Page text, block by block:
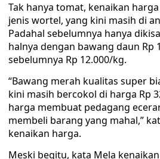
Tak hanya tomat, kenaikan
jenis wortel, yang kini masih di
Padahal sebelumnya hanya
halnya dengan bawang daun Rp
sebelumnya Rp 12.000/kg.
“Bawang merah kualitas super
kini masih bercokol di harga Rp
harga membuat pedagang
membeli barang yang mahal,”
kenaikan harga.
Meski begitu, kata Mela